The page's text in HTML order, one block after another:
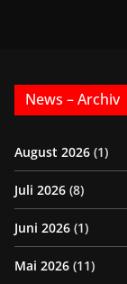
News – Archiv
August 2026 (1)
Juli 2026 (8)
Juni 2026 (1)
Mai 2026 (11)